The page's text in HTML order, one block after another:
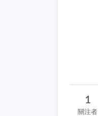
1
關注者